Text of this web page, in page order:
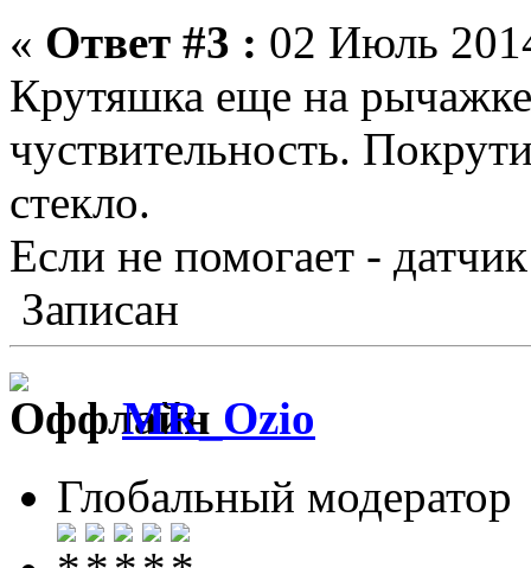
« Ответ #3 : 02 Июль
Крутяшка еще на
чуствительность.
стекло.
Если не помогает -
Записан
MR_Ozio
Глобальный модератор